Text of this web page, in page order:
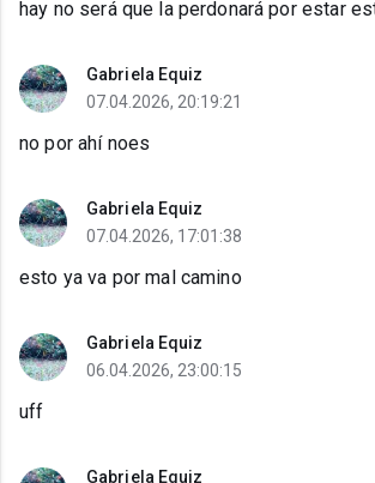
hay no será que la perdonará por estar
Gabriela Equiz
07.04.2026, 20:19:21
no por ahí noes
Gabriela Equiz
07.04.2026, 17:01:38
esto ya va por mal camino
Gabriela Equiz
06.04.2026, 23:00:15
uff
Gabriela Equiz